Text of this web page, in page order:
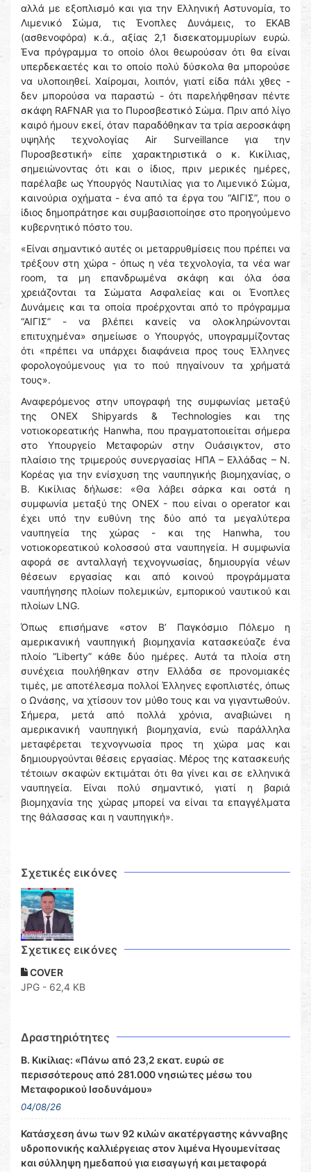
αλλά με εξοπλισμό και για την Ελληνική Αστυνομία, το
Λιμενικό Σώμα, τις Ένοπλες Δυνάμεις, το ΕΚΑΒ
(ασθενοφόρα) κ.ά., αξίας 2,1 δισεκατομμυρίων ευρώ.
Ένα πρόγραμμα το οποίο όλοι θεωρούσαν ότι θα είναι
υπερδεκαετές και το οποίο πολύ δύσκολα θα μπορούσε
να υλοποιηθεί. Χαίρομαι, λοιπόν, γιατί είδα πάλι χθες -
δεν μπορούσα να παραστώ - ότι παρελήφθησαν πέντε
σκάφη RAFNAR για το Πυροσβεστικό Σώμα. Πριν από λίγο
καιρό ήμουν εκεί, όταν παραδόθηκαν τα τρία αεροσκάφη
υψηλής τεχνολογίας Air Surveillance για την
Πυροσβεστική» είπε χαρακτηριστικά ο κ. Κικίλιας,
σημειώνοντας ότι και ο ίδιος, πριν μερικές ημέρες,
παρέλαβε ως Υπουργός Ναυτιλίας για το Λιμενικό Σώμα,
καινούρια οχήματα - ένα από τα έργα του “ΑΙΓΙΣ”, που ο
ίδιος δημοπράτησε και συμβασιοποίησε στο προηγούμενο
κυβερνητικό πόστο του.
«Είναι σημαντικό αυτές οι μεταρρυθμίσεις που πρέπει να
τρέξουν στη χώρα - όπως η νέα τεχνολογία, τα νέα war
room, τα μη επανδρωμένα σκάφη και όλα όσα
χρειάζονται τα Σώματα Ασφαλείας και οι Ένοπλες
Δυνάμεις και τα οποία προέρχονται από το πρόγραμμα
“ΑΙΓΙΣ” - να βλέπει κανείς να ολοκληρώνονται
επιτυχημένα» σημείωσε ο Υπουργός, υπογραμμίζοντας
ότι «πρέπει να υπάρχει διαφάνεια προς τους Έλληνες
φορολογούμενους για το πού πηγαίνουν τα χρήματά
τους».
Αναφερόμενος στην υπογραφή της συμφωνίας μεταξύ
της ONEX Shipyards & Technologies και της
νοτιοκορεατικής Hanwha, που πραγματοποιείται σήμερα
στο Υπουργείο Μεταφορών στην Ουάσιγκτον, στο
πλαίσιο της τριμερούς συνεργασίας ΗΠΑ – Ελλάδας – Ν.
Κορέας για την ενίσχυση της ναυπηγικής βιομηχανίας, ο
Β. Κικίλιας δήλωσε: «Θα λάβει σάρκα και οστά η
συμφωνία μεταξύ της ONEX - που είναι ο operator και
έχει υπό την ευθύνη της δύο από τα μεγαλύτερα
ναυπηγεία της χώρας - και της Hanwha, του
νοτιοκορεατικού κολοσσού στα ναυπηγεία. Η συμφωνία
αφορά σε ανταλλαγή τεχνογνωσίας, δημιουργία νέων
θέσεων εργασίας και από κοινού προγράμματα
ναυπήγησης πλοίων πολεμικών, εμπορικού ναυτικού και
πλοίων LNG.
Όπως επισήμανε «στον Β’ Παγκόσμιο Πόλεμο η
αμερικανική ναυπηγική βιομηχανία κατασκεύαζε ένα
πλοίο “Liberty” κάθε δύο ημέρες. Αυτά τα πλοία στη
συνέχεια πουλήθηκαν στην Ελλάδα σε προνομιακές
τιμές, με αποτέλεσμα πολλοί Έλληνες εφοπλιστές, όπως
ο Ωνάσης, να χτίσουν τον μύθο τους και να γιγαντωθούν.
Σήμερα, μετά από πολλά χρόνια, αναβιώνει η
αμερικανική ναυπηγική βιομηχανία, ενώ παράλληλα
μεταφέρεται τεχνογνωσία προς τη χώρα μας και
δημιουργούνται θέσεις εργασίας. Μέρος της κατασκευής
τέτοιων σκαφών εκτιμάται ότι θα γίνει και σε ελληνικά
ναυπηγεία. Είναι πολύ σημαντικό, γιατί η βαριά
βιομηχανία της χώρας μπορεί να είναι τα επαγγέλματα
της θάλασσας και η ναυπηγική».
Σχετικές εικόνες
Σχετικες εικόνες
COVER
JPG - 62,4 KB
Δραστηριότητες
Β. Κικίλιας: «Πάνω από 23,2 εκατ. ευρώ σε
περισσότερους από 281.000 νησιώτες μέσω του
Μεταφορικού Ισοδυνάμου»
04/08/26
Κατάσχεση άνω των 92 κιλών ακατέργαστης κάνναβης
υδροπονικής καλλιέργειας στον λιμένα Ηγουμενίτσας
και σύλληψη ημεδαπού για εισαγωγή και μεταφορά